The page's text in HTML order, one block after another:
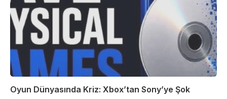
Oyun Dünyasında Kriz: Xbox’tan Sony’ye Şok